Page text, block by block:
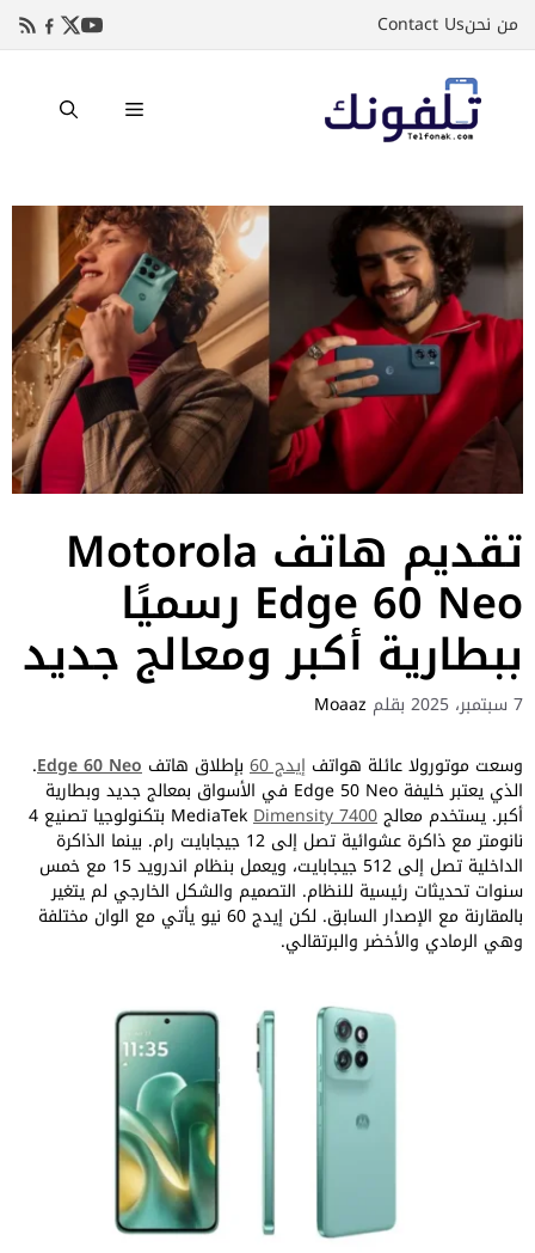
إلىمن نحنContact Us
القائمة
تقديم هاتف Motorola
Edge 60 Neo رسميًا
ببطارية أكبر ومعالج جديد
7 سبتمبر، 2025 بقلم Moaaz
وسعت موتورولا عائلة هواتف إيدج 60 بإطلاق هاتف Edge 60 Neo
.
الذي يعتبر خليفة Edge 50 Neo في الأسواق بمعالج جديد وبطارية
أكبر. يستخدم معالج MediaTekDimensity 7400 بتكنولوجيا تصنيع 4
نانومتر مع ذاكرة عشوائية تصل إلى 12 جيجابايت رام. بينما الذاكرة
الداخلية تصل إلى 512 جيجابايت، ويعمل بنظام اندرويد 15 مع خمس
سنوات تحديثات رئيسية للنظام. التصميم والشكل الخارجي لم يتغير
بالمقارنة مع الإصدار السابق. لكن إيدج 60 نيو يأتي مع الوان مختلفة
وهي الرمادي والأخضر والبرتقالي.